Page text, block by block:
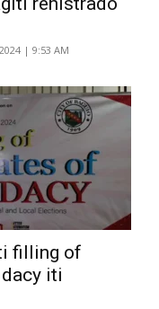
| 9:53 AM
filling of
iti